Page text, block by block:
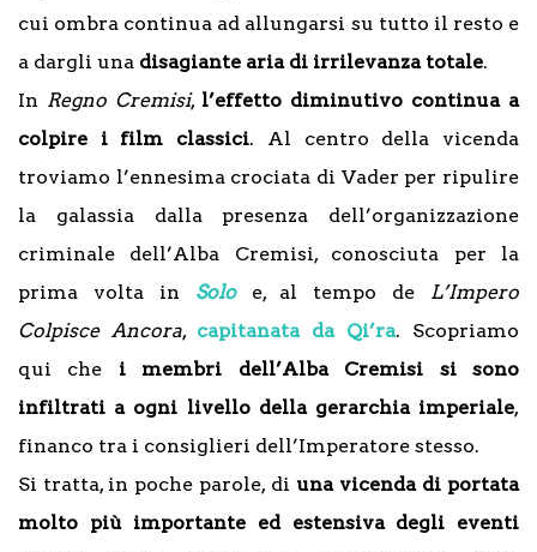
cui ombra continua ad allungarsi su tutto il resto e
a dargli una disagiante aria di irrilevanza totale.
In Regno Cremisi, l’effetto diminutivo continua a
colpire i film classici. Al centro della vicenda
troviamo l’ennesima crociata di Vader per ripulire
la galassia dalla presenza dell’organizzazione
criminale dell’Alba Cremisi, conosciuta per la
prima volta in Solo e, al tempo de L’Impero
Colpisce Ancora, capitanata da Qi’ra. Scopriamo
qui che i membri dell’Alba Cremisi si sono
infiltrati a ogni livello della gerarchia imperiale,
financo tra i consiglieri dell’Imperatore stesso.
Si tratta, in poche parole, di una vicenda di portata
molto più importante ed estensiva degli eventi